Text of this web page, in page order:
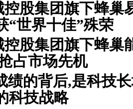
控股集团旗下蜂巢
“世界十佳”殊荣
控股集团旗下蜂巢
占市场先机
绩的背后,是科技
科技战略